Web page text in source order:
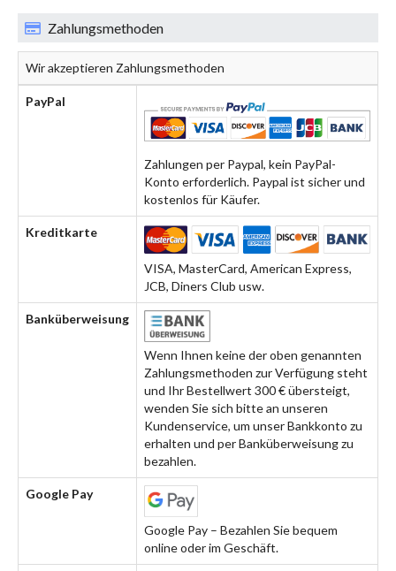
Zahlungsmethoden
Wir akzeptieren Zahlungsmethoden
PayPal
Zahlungen per Paypal, kein PayPal-
Konto erforderlich. Paypal ist sicher und
kostenlos für Käufer.
Kreditkarte
VISA, MasterCard, American Express,
JCB, Diners Club usw.
Banküberweisung
Wenn Ihnen keine der oben genannten
Zahlungsmethoden zur Verfügung steht
und Ihr Bestellwert 300 € übersteigt,
wenden Sie sich bitte an unseren
Kundenservice, um unser Bankkonto zu
erhalten und per Banküberweisung zu
bezahlen.
Google Pay
Google Pay – Bezahlen Sie bequem
online oder im Geschäft.